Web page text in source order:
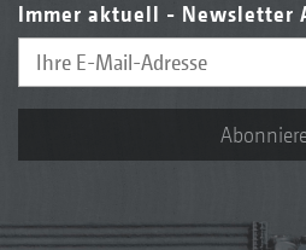
Immer aktuell - Newsletter